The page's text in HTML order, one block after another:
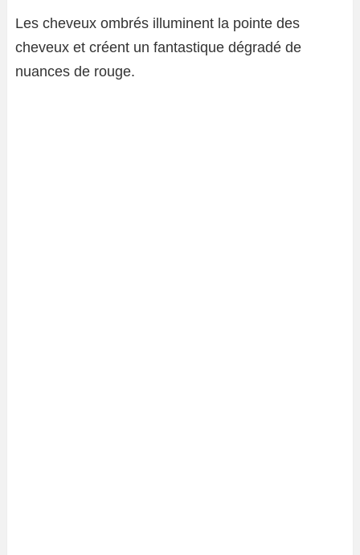
Les cheveux ombrés illuminent la pointe des
cheveux et créent un fantastique dégradé de
nuances de rouge.